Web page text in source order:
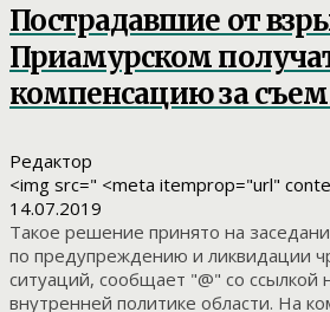
Пострадавшие от
Приамурском
компенсацию за
Редактор
<img src=" <meta itemprop="url"
14.07.2019
Такое решение принято на
по предупреждению и ликвидации
ситуаций, сообщает "@" со ссылкой
внутренней политике области. На